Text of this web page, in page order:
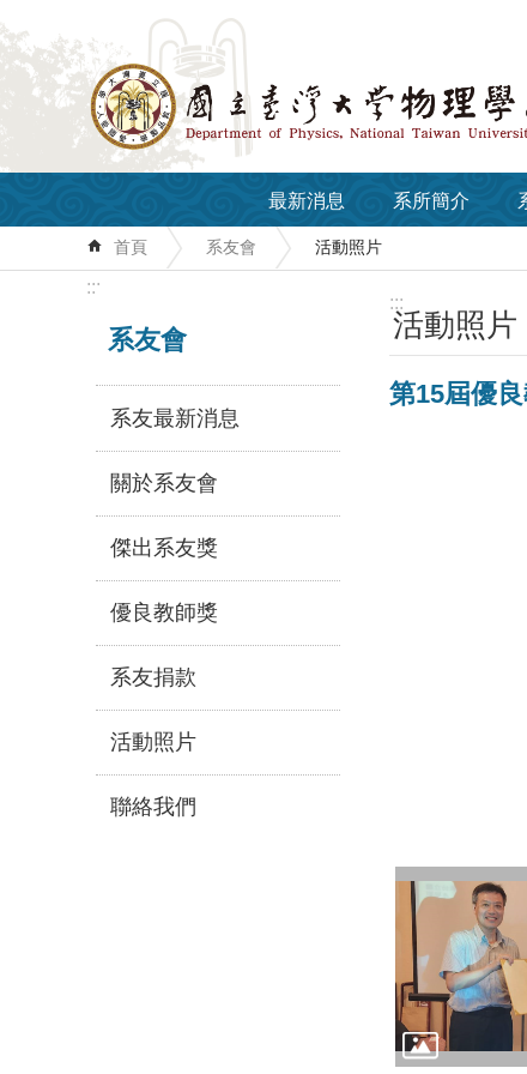
跳到主要內容區塊
最新消息 系所簡介
首頁 系友會 活動照片
:::
系友會
系友最新消息
關於系友會
傑出系友獎
優良教師獎
系友捐款
活動照片
聯絡我們
:::
活動照片
第15屆優